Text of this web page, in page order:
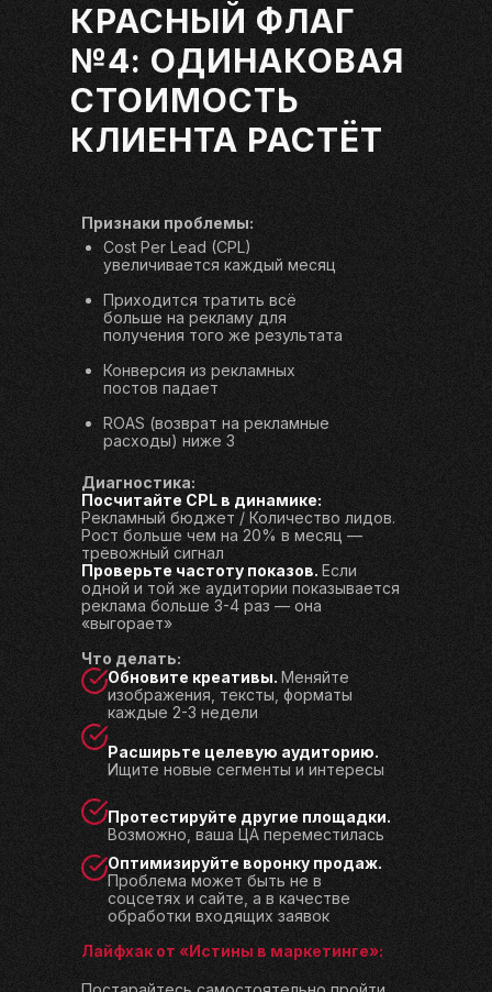
КРАСНЫЙ ФЛАГ
№4: ОДИНАКОВАЯ
СТОИМОСТЬ
КЛИЕНТА РАСТЁТ
Признаки проблемы:
Cost Per Lead (CPL)
увеличивается каждый месяц
Приходится тратить всё
больше на рекламу для
получения того же результата
Конверсия из рекламных
постов падает
ROAS (возврат на рекламные
расходы) ниже 3
Диагностика:
Посчитайте CPL в динамике:
Рекламный бюджет / Количество лидов.
Рост больше чем на 20% в месяц —
тревожный сигнал
Проверьте частоту показов. Если
одной и той же аудитории показывается
реклама больше 3-4 раз — она
«выгорает»
Что делать:
Обновите креативы. Меняйте
изображения, тексты, форматы
каждые 2-3 недели
Расширьте целевую аудиторию.
Ищите новые сегменты и интересы
Протестируйте другие площадки.
Возможно, ваша ЦА переместилась
Оптимизируйте воронку продаж.
Проблема может быть не в
соцсетях и сайте, а в качестве
обработки входящих заявок
Лайфхак от «Истины в маркетинге»: